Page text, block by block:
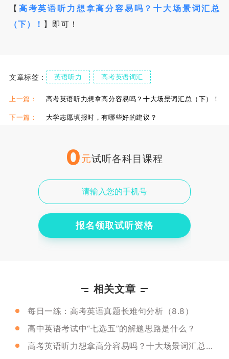
【 高考英语听力想拿高分容易吗？十大场景词汇总
（下）！ 】即可！
文章标签： 英语听力 高考英语词汇
高考英语解题攻略
上一篇： 高考英语听力想拿高分容易吗？十大场景词汇总（下）！
下一篇： 大学志愿填报时，有哪些好的建议？
0元试听各科目课程
报名领取试听资格
相关文章
每日一练：高考英语真题长难句分析（8.8）
高中英语考试中“七选五”的解题思路是什么？
高考英语听力想拿高分容易吗？十大场景词汇总（下）！